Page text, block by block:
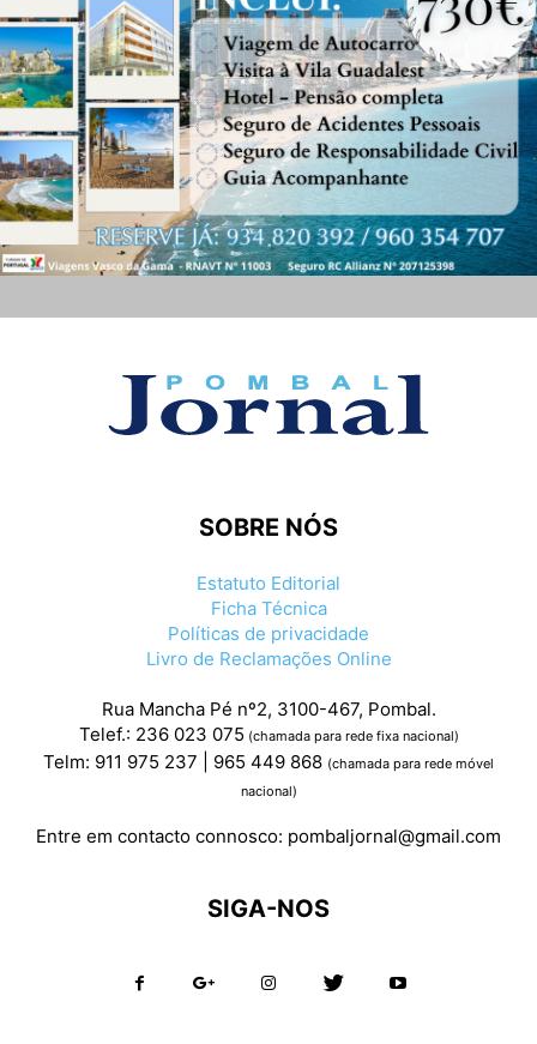
SOBRE NÓS
Estatuto Editorial
Ficha Técnica
Políticas de privacidade
Livro de Reclamações Online
Rua Mancha Pé nº2, 3100-467, Pombal.
Telef.: 236 023 075 (chamada para rede fixa nacional)
Telm: 911 975 237 | 965 449 868 (chamada para rede móvel
nacional)
Entre em contacto connosco: pombaljornal@gmail.com
SIGA-NOS